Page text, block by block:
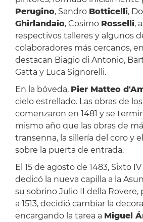
Perugino, Sandro Botticelli,
Ghirlandaio, Cosimo Rosselli,
respectivos talleres y algunos
colaboradores más cercanos,
destacan Biagio di Antonio,
Gatta y Luca Signorelli.
En la bóveda, Pier Matteo
cielo estrellado. Las obras de
comenzaron en 1481 y se
mismo año que las obras de
transenna, la sillería del coro y
sobre la puerta de entrada.
El 15 de agosto de 1483, Sixto
dedicó la nueva capilla a la
su sobrino Julio II della Rovere,
a 1513, decidió cambiar la
encargando la tarea a Miguel